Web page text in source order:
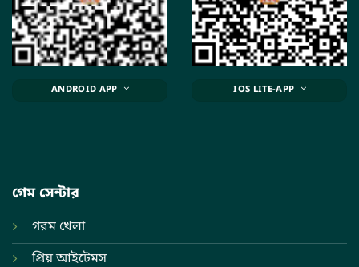
ANDROID APP IOS LITE-APP
গেম সেন্টার
গরম খেলা
প্রিয় আইটেমস